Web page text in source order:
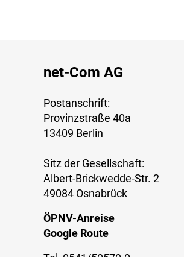
net-Com AG
Postanschrift:
Provinzstraße 40a
13409 Berlin
Sitz der Gesellschaft:
Albert-Brickwedde-Str. 2
49084 Osnabrück
ÖPNV-Anreise
Google Route